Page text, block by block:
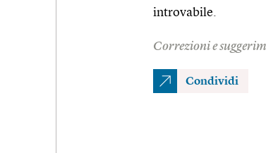
introvabile.
Correzioni e
Condividi